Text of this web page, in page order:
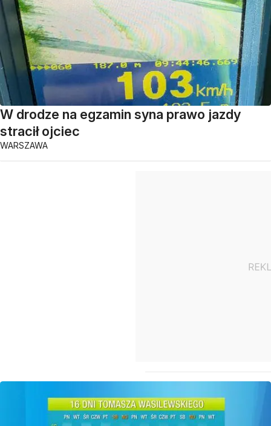
W drodze na egzamin syna prawo jazdy
stracił ojciec
WARSZAWA